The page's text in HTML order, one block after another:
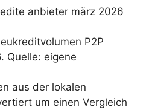
P2P
Quelle: eigene
aus der lokalen
um einen Vergleich